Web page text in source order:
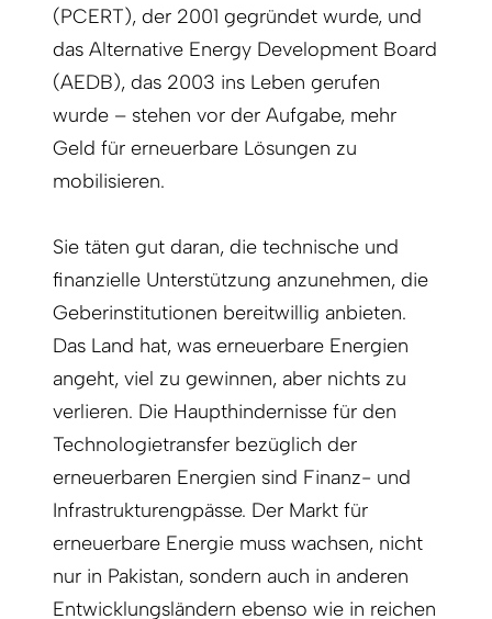
(PCERT), der 2001 gegründet wurde, und
das Alterna­tive Energy Development Board
(AEDB), das 2003 ins Leben gerufen
wurde – stehen vor der Aufgabe, mehr
Geld für erneuerbare Lösungen zu
mobilisieren.
Sie täten gut daran, die technische und
finanzielle Unterstützung anzunehmen, die
Geberinstitutionen bereitwillig anbieten.
Das Land hat, was erneuerbare Energien
angeht, viel zu gewinnen, aber nichts zu
verlieren. Die Haupthindernisse für den
Technologietransfer bezüglich der
erneuerbaren Energien sind Finanz- und
Infrastrukturengpässe. Der Markt für
erneuerbare Energie muss wachsen, nicht
nur in Pakistan, sondern auch in anderen
Entwicklungsländern ebenso wie in reichen